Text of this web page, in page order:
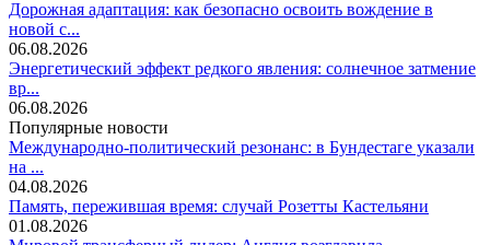
Дорожная адаптация: как безопасно освоить вождение в
новой с...
06.08.2026
Энергетический эффект редкого явления: солнечное затмение
вр...
06.08.2026
Популярные новости
Международно-политический резонанс: в Бундестаге указали
на ...
04.08.2026
Память, пережившая время: случай Розетты Кастельяни
01.08.2026